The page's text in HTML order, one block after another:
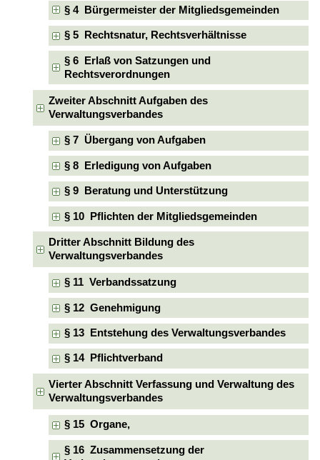
§ 4 Bürgermeister der Mitgliedsgemeinden
§ 5 Rechtsnatur, Rechtsverhältnisse
§ 6 Erlaß von Satzungen und
Rechtsverordnungen
Zweiter Abschnitt Aufgaben des
Verwaltungsverbandes
§ 7 Übergang von Aufgaben
§ 8 Erledigung von Aufgaben
§ 9 Beratung und Unterstützung
§ 10 Pflichten der Mitgliedsgemeinden
Dritter Abschnitt Bildung des
Verwaltungsverbandes
§ 11 Verbandssatzung
§ 12 Genehmigung
§ 13 Entstehung des Verwaltungsverbandes
§ 14 Pflichtverband
Vierter Abschnitt Verfassung und Verwaltung des
Verwaltungsverbandes
§ 15 Organe,
§ 16 Zusammensetzung der